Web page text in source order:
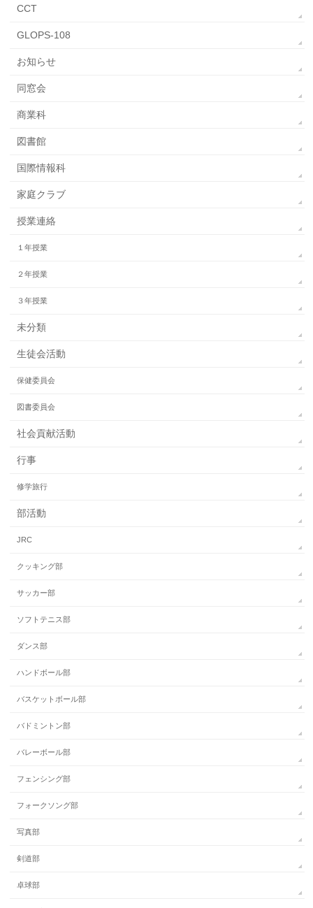
CCT
GLOPS-108
お知らせ
同窓会
商業科
図書館
国際情報科
家庭クラブ
授業連絡
１年授業
２年授業
３年授業
未分類
生徒会活動
保健委員会
図書委員会
社会貢献活動
行事
修学旅行
部活動
JRC
クッキング部
サッカー部
ソフトテニス部
ダンス部
ハンドボール部
バスケットボール部
バドミントン部
バレーボール部
フェンシング部
フォークソング部
写真部
剣道部
卓球部